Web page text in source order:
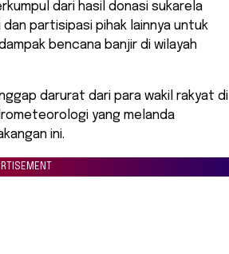
dari hasil donasi sukarela
dan partisipasi pihak lainnya untuk
bencana banjir di wilayah
darurat dari para wakil rakyat di
yang melanda
ini.